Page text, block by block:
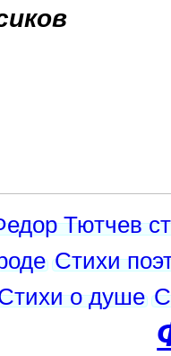
Тютчев
Стихи
о душе